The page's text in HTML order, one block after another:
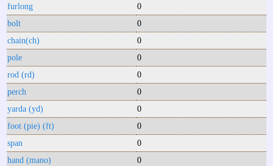
furlong
0
bolt
0
chain(ch)
0
pole
0
rod (rd)
0
perch
0
yarda (yd)
0
foot (pie) (ft)
0
span
0
hand (mano)
0